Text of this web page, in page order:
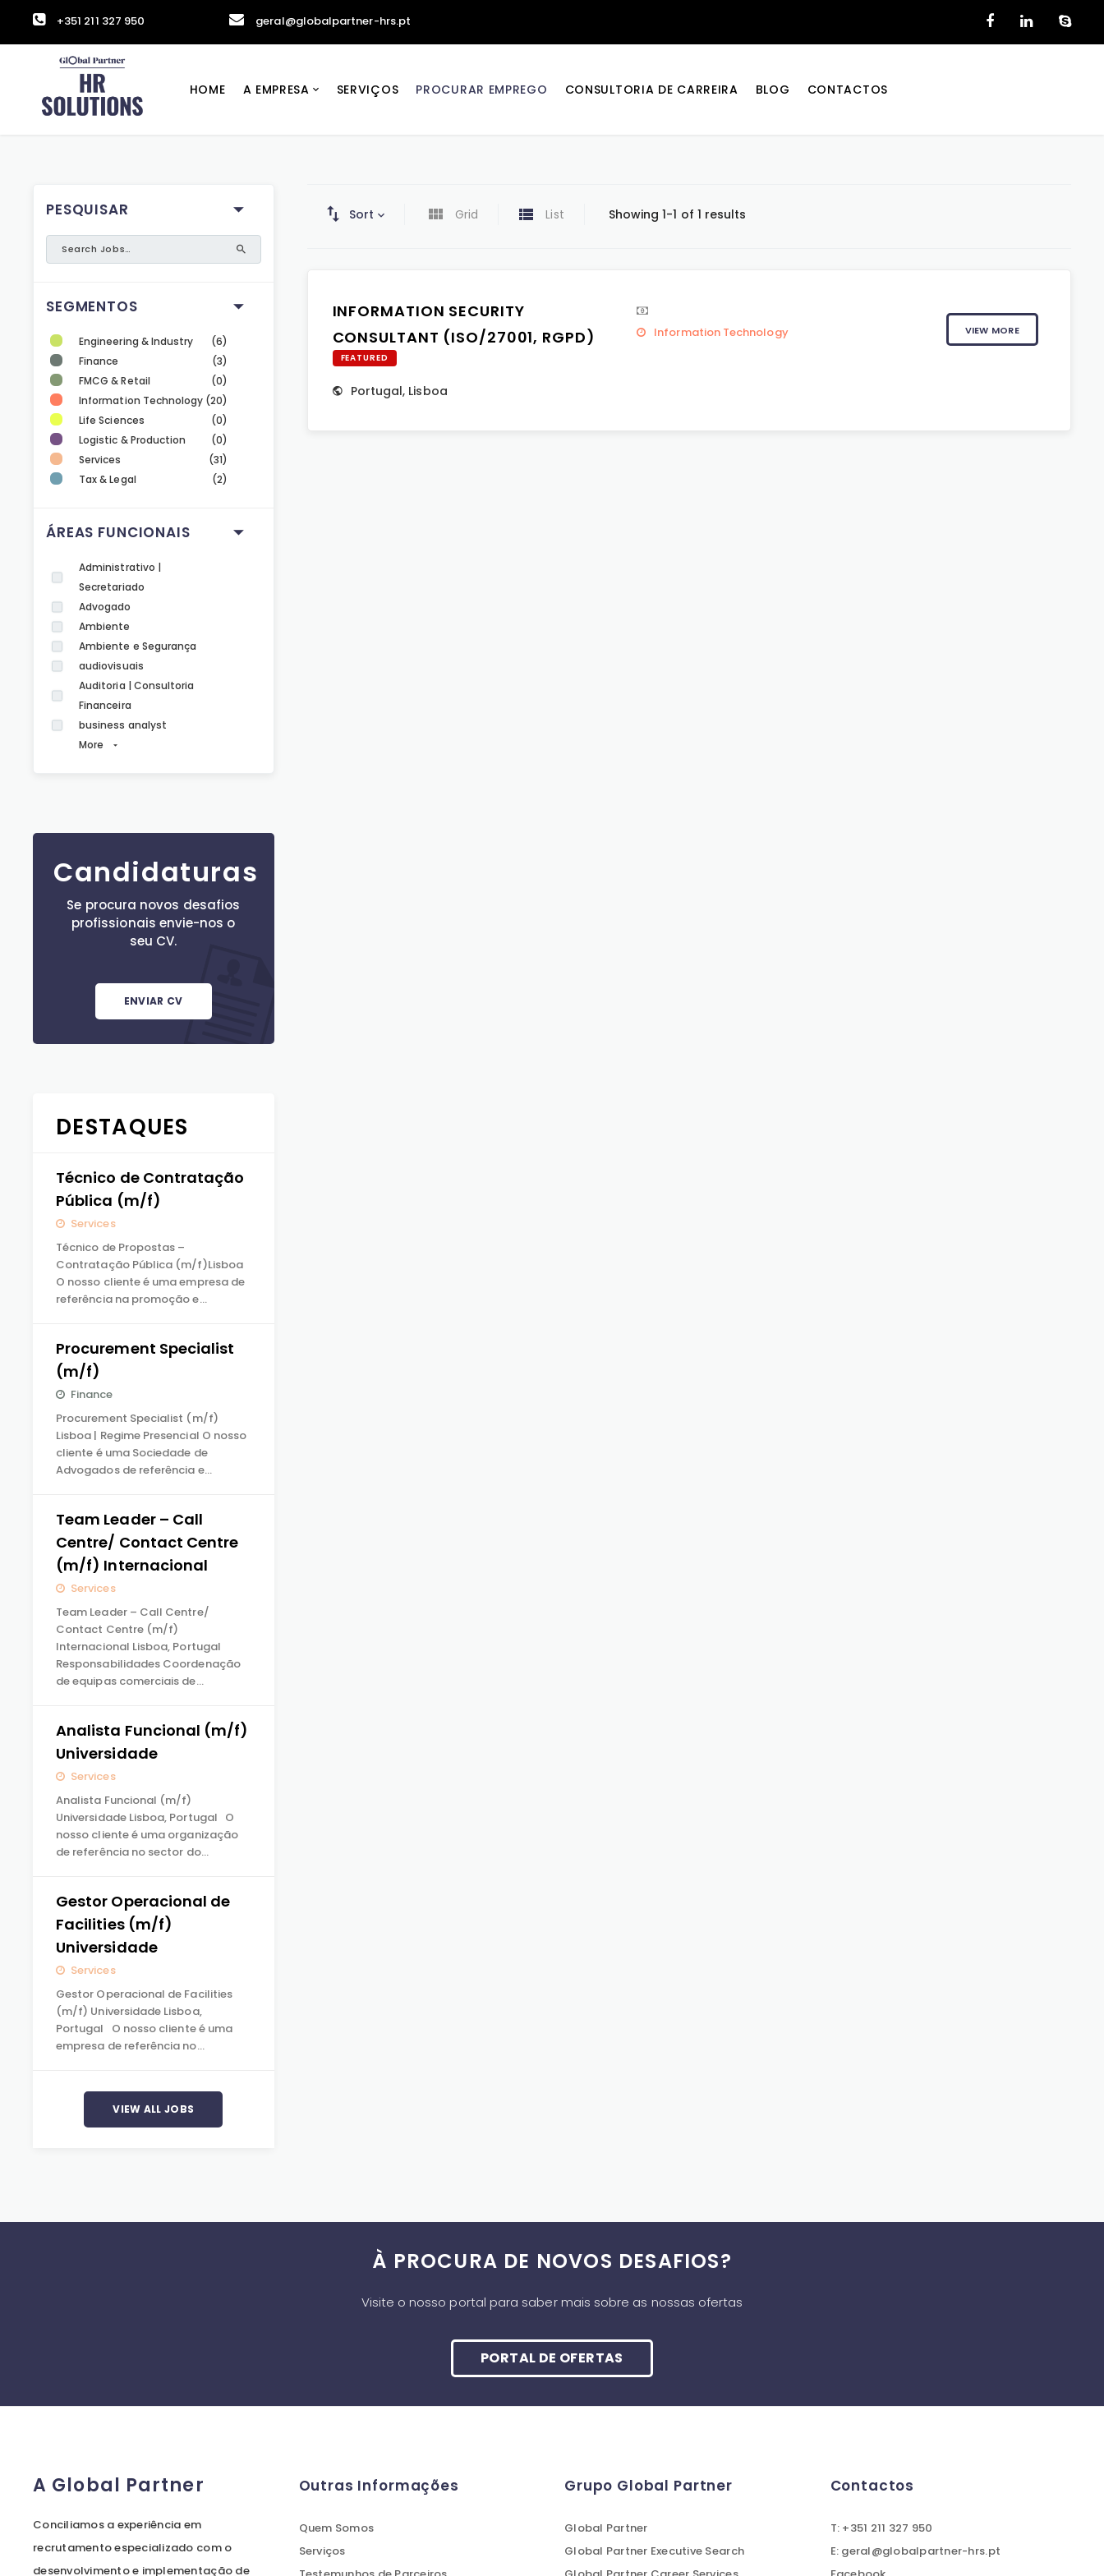
+351 211 327 950 geral@globalpartner-hrs.pt
HOME A EMPRESA SERVIÇOS PROCURAR EMPREGO CONSULTORIA DE CARREIRA BLOG CONTACTOS
PESQUISAR
SEGMENTOS
Engineering & Industry
(6)
Finance
(3)
FMCG & Retail
(0)
Information Technology (20)
Life Sciences
(0)
Logistic & Production
(0)
Services
(31)
Tax & Legal
(2)
ÁREAS FUNCIONAIS
Administrativo |
Secretariado
Advogado
Ambiente
Ambiente e Segurança
audiovisuais
Auditoria | Consultoria
Financeira
business analyst
More
Candidaturas
Se procura novos desafios
profissionais envie-nos o
seu CV.
ENVIAR CV
DESTAQUES
Técnico de Contratação
Pública (m/f)
Services
Técnico de Propostas –
Contratação Pública (m/f)Lisboa
O nosso cliente é uma empresa de
referência na promoção e…
Procurement Specialist
(m/f)
Finance
Procurement Specialist (m/f)
Lisboa | Regime Presencial O nosso
cliente é uma Sociedade de
Advogados de referência e…
Team Leader – Call
Centre/ Contact Centre
(m/f) Internacional
Services
Team Leader – Call Centre/
Contact Centre (m/f)
Internacional Lisboa, Portugal
Responsabilidades Coordenação
de equipas comerciais de…
Analista Funcional (m/f)
Universidade
Services
Analista Funcional (m/f)
Universidade Lisboa, Portugal O
nosso cliente é uma organização
de referência no sector do…
Gestor Operacional de
Facilities (m/f)
Universidade
Services
Gestor Operacional de Facilities
(m/f) Universidade Lisboa,
Portugal O nosso cliente é uma
empresa de referência no…
VIEW ALL JOBS
Sort Grid List Showing 1-1 of 1 results
INFORMATION SECURITY
CONSULTANT (ISO/27001, RGPD)
FEATURED
Portugal, Lisboa
Information Technology VIEW MORE
À PROCURA DE NOVOS DESAFIOS?
Visite o nosso portal para saber mais sobre as nossas ofertas
PORTAL DE OFERTAS
A Global Partner
Conciliamos a experiência em
recrutamento especializado com o
desenvolvimento e implementação de
Outras Informações
Quem Somos
Serviços
Grupo Global Partner
Global Partner
Global Partner Executive Search
Contactos
T: +351 211 327 950
E: geral@globalpartner-hrs.pt